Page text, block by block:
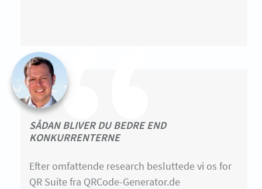
SÅDAN BLIVER DU BEDRE END
KONKURRENTERNE
Efter omfattende research besluttede vi os for
QR Suite fra QRCode-Generator.de